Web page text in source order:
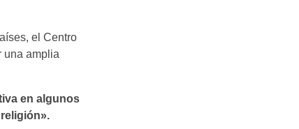
el Centro
una amplia
en algunos